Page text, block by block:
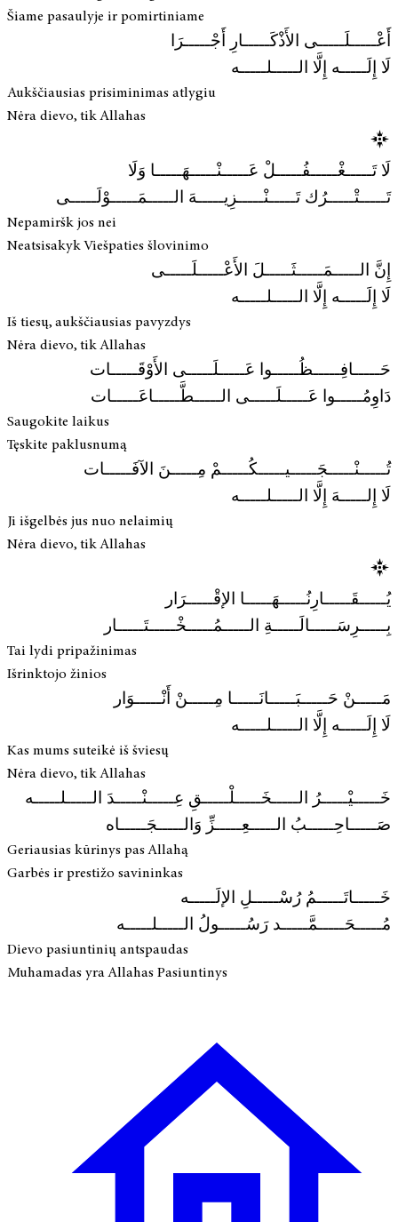
Šiame pasaulyje ir pomirtiniame
أَعْـــــلَـــــى الأَذْكَـــــارِ أَجْـــــرَا
لَا إِلَـــــه إِلَّا الـــــلـــــه
Aukščiausias prisiminimas atlygiu
Nėra dievo, tik Allahas
لَا تَـــــغْـــــفُـــــلْ عَـــــنْـــــهَـــــا وَلَا
تَـــــتْـــــرُك تَـــــنْـــــزِيـــــهَ الـــــمَـــــوْلَـــــى
Nepamiršk jos nei
Neatsisakyk Viešpaties šlovinimo
إِنَّ الـــــمَـــــثَـــــلَ الأَعْـــــلَـــــى
لَا إِلَـــــه إِلَّا الـــــلـــــه
Iš tiesų, aukščiausias pavyzdys
Nėra dievo, tik Allahas
حَـــــافِـــــظُـــــوا عَـــــلَـــــى الأَوْقَـــــات
دَاوِمُـــــوا عَـــــلَـــــى الـــــطَّـــــاعَـــــات
Saugokite laikus
Tęskite paklusnumą
تُـــــنْـــــجَـــــيـــــكُـــــمْ مِـــــنَ الآفَـــــات
لَا إِلـــــهَ إِلَّا الـــــلـــــه
Ji išgelbės jus nuo nelaimių
Nėra dievo, tik Allahas
يُـــــقَـــــارِنُـــــهَـــــا الإقْـــــرَار
بِـــــرِسَـــــالَـــــةِ الـــــمُـــــخْـــــتَـــــار
Tai lydi pripažinimas
Išrinktojo žinios
مَـــــنْ حَـــــبَـــــانَـــــا مِـــــنْ أَنْـــــوَار
لَا إِلَـــــه إِلَّا الـــــلـــــه
Kas mums suteikė iš šviesų
Nėra dievo, tik Allahas
خَـــــيْـــــرُ الـــــخَـــــلْـــــقِ عِـــــنْـــــدَ الـــــلـــــه
صَـــــاحِـــــبُ الـــــعِـــــزِّ وَالـــــجَـــــاه
Geriausias kūrinys pas Allahą
Garbės ir prestižo savininkas
خَـــــاتَـــــمُ رُسْـــــلِ الإلَـــــه
مُـــــحَـــــمَّـــــد رَسُـــــولُ الـــــلـــــه
Dievo pasiuntinių antspaudas
Muhamadas yra Allahas Pasiuntinys